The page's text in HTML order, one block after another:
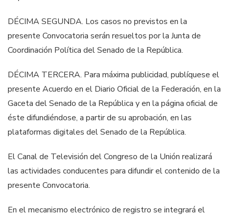
DÉCIMA SEGUNDA. Los casos no previstos en la
presente Convocatoria serán resueltos por la Junta de
Coordinación Política del Senado de la República.
DÉCIMA TERCERA. Para máxima publicidad, publíquese el
presente Acuerdo en el Diario Oficial de la Federación, en la
Gaceta del Senado de la República y en la página oficial de
éste difundiéndose, a partir de su aprobación, en las
plataformas digitales del Senado de la República.
El Canal de Televisión del Congreso de la Unión realizará
las actividades conducentes para difundir el contenido de la
presente Convocatoria.
En el mecanismo electrónico de registro se integrará el